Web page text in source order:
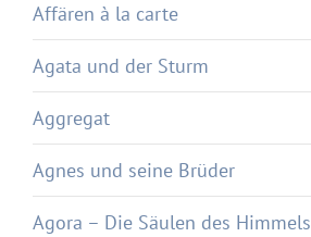
Affären à la carte
Agata und der Sturm
Aggregat
Agnes und seine Brüder
Agora – Die Säulen des Himmels